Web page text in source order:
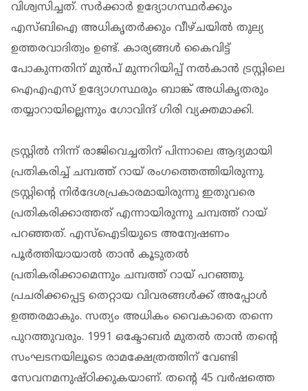
വിശ്വസിച്ചത്. സര്‍ക്കാര്‍ ഉദ്യോഗസ്ഥര്‍ക്കും
എസ്ബിഐ അധികൃതര്‍ക്കും വീഴ്ചയില്‍ തുല്യ
ഉത്തരവാദിത്വം ഉണ്ട്. കാര്യങ്ങള്‍ കൈവിട്ട്
പോകുന്നതിന് മുന്‍പ് മുന്നറിയിപ്പ് നല്‍കാന്‍ ട്രസ്റ്റിലെ
ഐഎഎസ് ഉദ്യോഗസ്ഥരും ബാങ്ക് അധികൃതരും
തയ്യാറായില്ലെന്നും ഗോവിന്ദ് ഗിരി വ്യക്തമാക്കി.
ട്രസ്റ്റില്‍ നിന്ന് രാജിവെച്ചതിന് പിന്നാലെ ആദ്യമായി
പ്രതികരിച്ച് ചമ്പത്ത് റായ് രംഗത്തെത്തിയിരുന്നു.
ട്രസ്റ്റിന്റെ നിര്‍ദേശപ്രകാരമായിരുന്നു ഇതുവരെ
പ്രതികരിക്കാത്തത് എന്നായിരുന്നു ചമ്പത്ത് റായ്
പറഞ്ഞത്. എസ്‌ഐടിയുടെ അന്വേഷണം
പൂര്‍ത്തിയായാല്‍ താന്‍ കൂടുതല്‍
പ്രതികരിക്കാമെന്നും ചമ്പത്ത് റായ് പറഞ്ഞു.
പ്രചരിക്കപ്പെട്ട തെറ്റായ വിവരങ്ങള്‍ക്ക് അപ്പോള്‍
ഉത്തരമാകും. സത്യം അധികം വൈകാതെ തന്നെ
പുറത്തുവരും. 1991 ഒക്ടോബര്‍ മുതല്‍ താന്‍ തന്റെ
സംഘടനയിലൂടെ രാമക്ഷേത്രത്തിന് വേണ്ടി
സേവനമനുഷ്ഠിക്കുകയാണ്. തന്റെ 45 വര്‍ഷത്തെ